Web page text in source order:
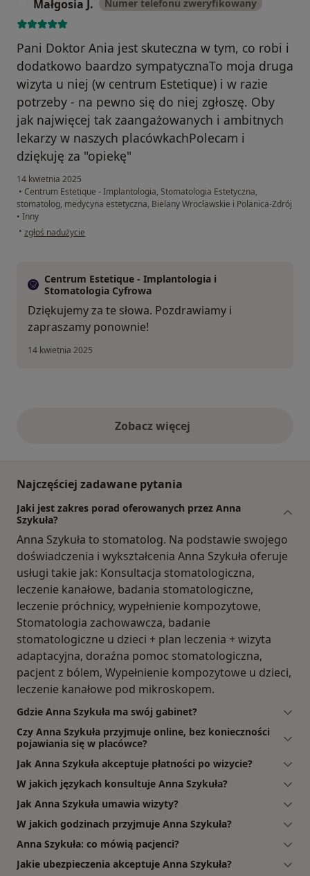
Małgosia J. Numer telefonu zweryfikowany
Pani Doktor Ania jest skuteczna w tym, co robi i
dodatkowo baardzo sympatycznaTo moja druga
wizyta u niej (w centrum Estetique) i w razie
potrzeby - na pewno się do niej zgłoszę. Oby
jak najwięcej tak zaangażowanych i ambitnych
lekarzy w naszych placówkachPolecam i
dziękuję za "opiekę"
14 kwietnia 2025
• Centrum Estetique - Implantologia, Stomatologia Estetyczna,
stomatolog, medycyna estetyczna, Bielany Wrocławskie i Polanica-Zdrój
• Inny
• w opinii użytkownika Małgosia J.
zgłoś nadużycie
Centrum Estetique - Implantologia i
Stomatologia Cyfrowa
Dziękujemy za te słowa. Pozdrawiamy i
zapraszamy ponownie!
14 kwietnia 2025
Zobacz więcejopinie powyżej
Najczęściej zadawane pytania
Jaki jest zakres porad oferowanych przez Anna
Szykuła?
Anna Szykuła to stomatolog. Na podstawie swojego
doświadczenia i wykształcenia Anna Szykuła oferuje
usługi takie jak: Konsultacja stomatologiczna,
leczenie kanałowe, badania stomatologiczne,
leczenie próchnicy, wypełnienie kompozytowe,
Stomatologia zachowawcza, badanie
stomatologiczne u dzieci + plan leczenia + wizyta
adaptacyjna, doraźna pomoc stomatologiczna,
pacjent z bólem, Wypełnienie kompozytowe u dzieci,
leczenie kanałowe pod mikroskopem.
Gdzie Anna Szykuła ma swój gabinet?
Czy Anna Szykuła przyjmuje online, bez konieczności
pojawiania się w placówce?
Jak Anna Szykuła akceptuje płatności po wizycie?
W jakich językach konsultuje Anna Szykuła?
Jak Anna Szykuła umawia wizyty?
W jakich godzinach przyjmuje Anna Szykuła?
Anna Szykuła: co mówią pacjenci?
Jakie ubezpieczenia akceptuje Anna Szykuła?